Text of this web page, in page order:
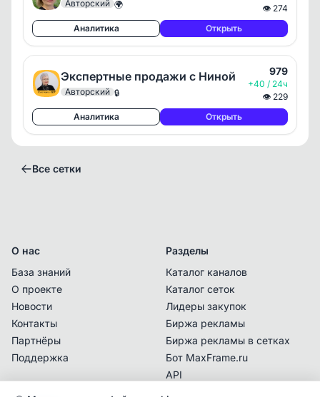
Авторский 🌍
👁 274
Аналитика
Открыть
Экспертные продажи с Ниной
Авторский 🔒
979
+40 / 24ч
👁 229
Аналитика
Открыть
Все сетки
Владелец сетки с данным контактом
подтвердил последний раз право владения.
Перед покупкой рекламы убедитесь
О нас
База знаний
О проекте
Новости
Контакты
Партнёры
Поддержка
Разделы
Каталог каналов
Каталог сеток
Лидеры закупок
Биржа рекламы
Биржа рекламы в сетках
Бот MaxFrame.ru
API